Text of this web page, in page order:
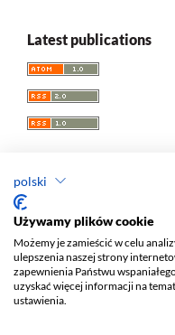
polski
Używamy plików cookie
Możemy je zamieścić w celu
ulepszenia naszej strony
zapewnienia Państwu
uzyskać więcej informacji na
ustawienia.
Latest publications
Acta Universitatis
ISSN: 0860-7435
e-ISSN: 2450-1336
Wydawca: